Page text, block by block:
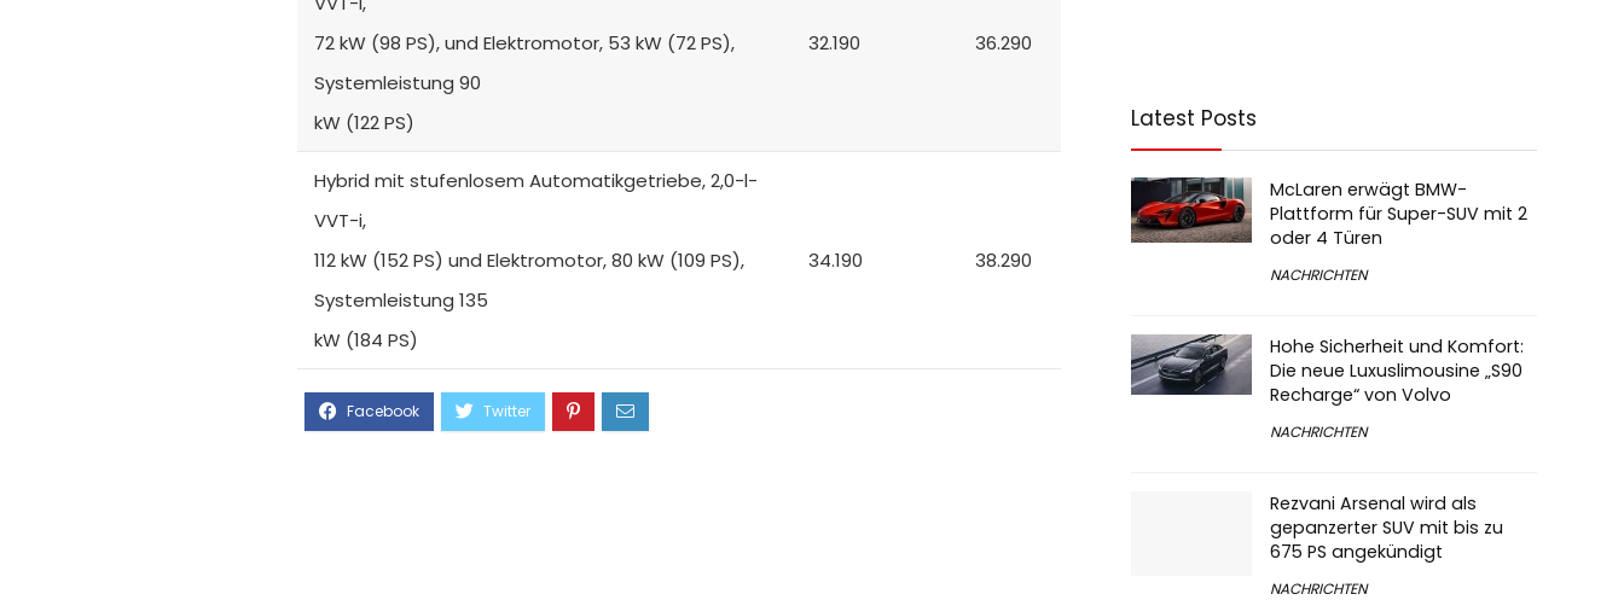
72 kW (98 PS), und Elektromotor, 53 kW (72 PS),
Systemleistung 90
kW (122 PS)
32.190 36.290
Hybrid mit stufenlosem Automatikgetriebe, 2,0-l-
VVT-i,
112 kW (152 PS) und Elektromotor, 80 kW (109 PS),
Systemleistung 135
kW (184 PS)
34.190 38.290
Latest Posts
McLaren erwägt BMW-
Plattform für Super-SUV mit 2
oder 4 Türen
NACHRICHTEN
Hohe Sicherheit und Komfort:
Die neue Luxuslimousine „S90
Recharge“ von Volvo
NACHRICHTEN
Rezvani Arsenal wird als
gepanzerter SUV mit bis zu
675 PS angekündigt
NACHRICHTEN